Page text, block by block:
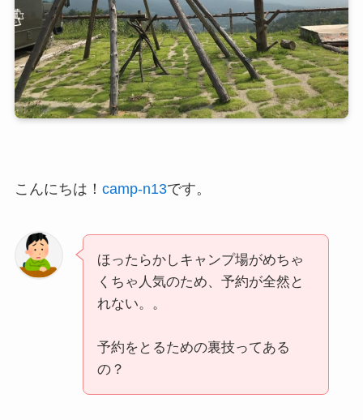
こんにちは！ camp-n13です。
ほったらかしキャンプ場がめちゃ
くちゃ人気のため、予約が全然と
れない。。
予約をとるための裏技ってある
の？